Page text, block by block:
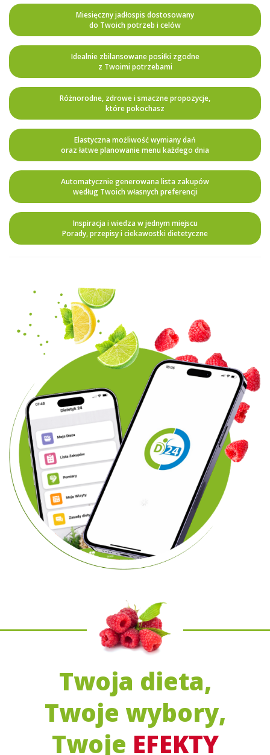
Miesięczny jadłospis dostosowany
do Twoich potrzeb i celów
Idealnie zbilansowane posiłki zgodne
z Twoimi potrzebami
Różnorodne, zdrowe i smaczne propozycje,
które pokochasz
Elastyczna możliwość wymiany dań
oraz łatwe planowanie menu każdego dnia
Automatycznie generowana lista zakupów
według Twoich własnych preferencji
Inspiracja i wiedza w jednym miejscu
Porady, przepisy i ciekawostki dietetyczne
Twoja dieta,
Twoje wybory,
Twoje EFEKTY